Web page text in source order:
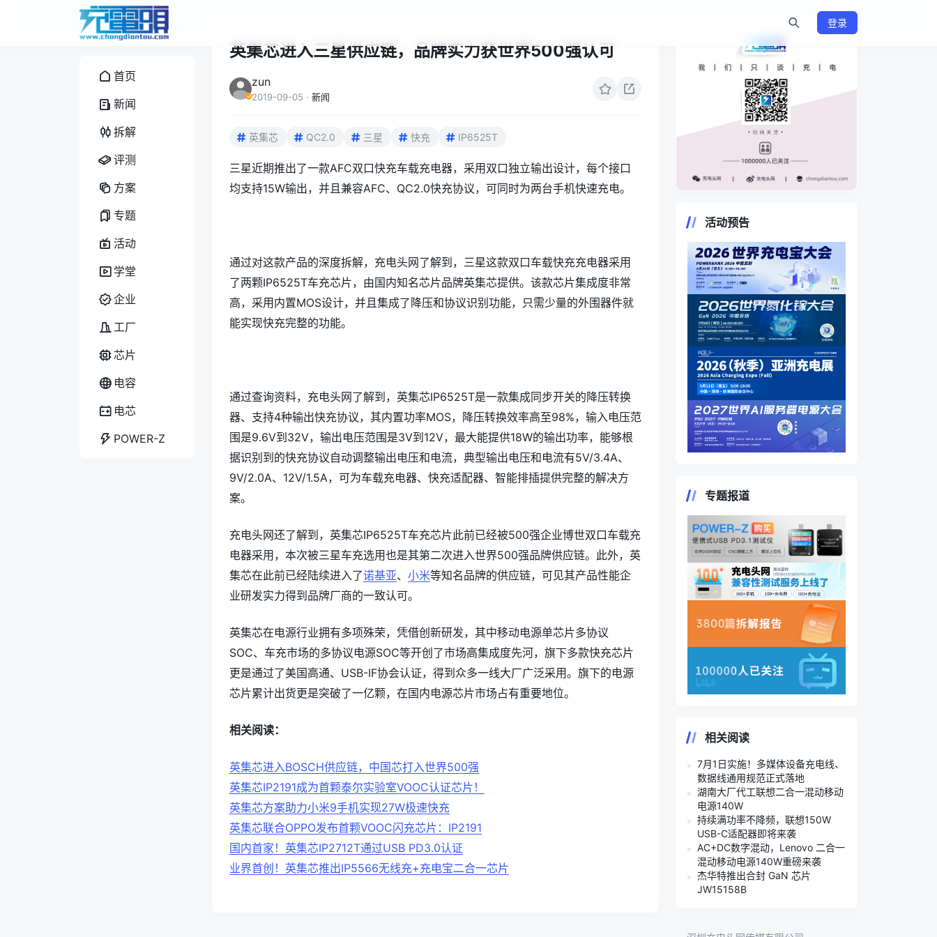
登录
首页
新闻
拆解
评测
方案
专题
活动
学堂
企业
工厂
芯片
电容
电芯
POWER-Z
英集芯进入三星供应链，品牌实力获世界500强认可
zun
2019-09-05 · 新闻
英集芯 QC2.0 三星 快充 IP6525T
三星近期推出了一款AFC双口快充车载充电器，采用双口独立输出设计，每个接口
均支持15W输出，并且兼容AFC、QC2.0快充协议，可同时为两台手机快速充电。
通过对这款产品的深度拆解，充电头网了解到，三星这款双口车载快充充电器采用
了两颗IP6525T车充芯片，由国内知名芯片品牌英集芯提供。该款芯片集成度非常
高，采用内置MOS设计，并且集成了降压和协议识别功能，只需少量的外围器件就
能实现快充完整的功能。
通过查询资料，充电头网了解到，英集芯IP6525T是一款集成同步开关的降压转换
器、支持4种输出快充协议，其内置功率MOS，降压转换效率高至98%，输入电压范
围是9.6V到32V，输出电压范围是3V到12V，最大能提供18W的输出功率，能够根
据识别到的快充协议自动调整输出电压和电流，典型输出电压和电流有5V/3.4A、
9V/2.0A、12V/1.5A，可为车载充电器、快充适配器、智能排插提供完整的解决方
案。
充电头网还了解到，英集芯IP6525T车充芯片此前已经被500强企业博世双口车载充
电器采用，本次被三星车充选用也是其第二次进入世界500强品牌供应链。此外，英
集芯在此前已经陆续进入了诺基亚、 小米等知名品牌的供应链，可见其产品性能企
业研发实力得到品牌厂商的一致认可。
英集芯在电源行业拥有多项殊荣，凭借创新研发，其中移动电源单芯片多协议
SOC、车充市场的多协议电源SOC等开创了市场高集成度先河，旗下多款快充芯片
更是通过了美国高通、USB-IF协会认证，得到众多一线大厂广泛采用。旗下的电源
芯片累计出货更是突破了一亿颗，在国内电源芯片市场占有重要地位。
相关阅读：
英集芯进入BOSCH供应链，中国芯打入世界500强
英集芯IP2191成为首颗泰尔实验室VOOC认证芯片！
英集芯方案助力小米9手机实现27W极速快充
英集芯联合OPPO发布首颗VOOC闪充芯片：IP2191
国内首家！英集芯IP2712T通过USB PD3.0认证
业界首创！英集芯推出IP5566无线充+充电宝二合一芯片
活动预告
专题报道
相关阅读
7月1日实施！多媒体设备充电线、
数据线通用规范正式落地
湖南大厂代工联想二合一混动移动
电源140W
持续满功率不降频，联想150W
USB-C适配器即将来袭
AC+DC数字混动，Lenovo 二合一
混动移动电源140W重磅来袭
杰华特推出合封 GaN 芯片
JW15158B